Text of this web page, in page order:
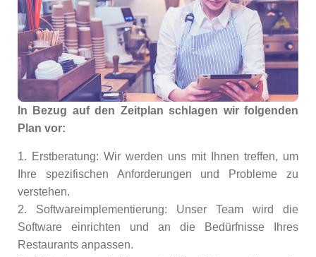
In Bezug auf den Zeitplan schlagen wir folgenden
Plan vor:
1. Erstberatung: Wir werden uns mit Ihnen treffen, um
Ihre spezifischen Anforderungen und Probleme zu
verstehen.
2. Softwareimplementierung: Unser Team wird die
Software einrichten und an die Bedürfnisse Ihres
Restaurants anpassen.